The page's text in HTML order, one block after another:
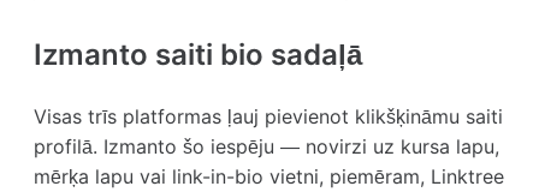
Izmanto saiti bio sadaļā
Visas trīs platformas ļauj pievienot klikšķināmu saiti
profilā. Izmanto šo iespēju — novirzi uz kursa lapu,
mērķa lapu vai link-in-bio vietni, piemēram, Linktree